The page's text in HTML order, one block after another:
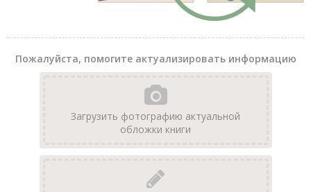
Пожалуйста, помогите актуализировать информацию
Загрузить фотографию актуальной
обложки книги